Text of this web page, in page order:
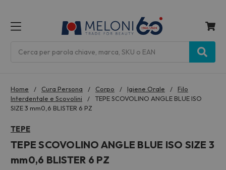
Home Cura Persona Corpo Igiene Orale
Filo
Interdentale e Scovolini
TEPE SCOVOLINO ANGLE BLUE ISO
SIZE 3 mm0,6 BLISTER 6 PZ
TEPE
TEPE SCOVOLINO ANGLE BLUE ISO SIZE 3
mm0,6 BLISTER 6 PZ